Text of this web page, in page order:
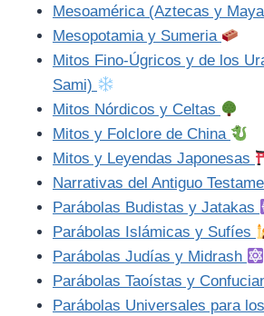
Mesoamérica (Aztecas y
Mesopotamia y Sumeria
Mitos Fino-Úgricos y de los
Sami)
Mitos Nórdicos y Celtas
Mitos y Folclore de China
Mitos y Leyendas Japonesas
Narrativas del Antiguo
Parábolas Budistas y Jatakas
Parábolas Islámicas y Sufíes
Parábolas Judías y Midrash
Parábolas Taoístas y
Parábolas Universales para